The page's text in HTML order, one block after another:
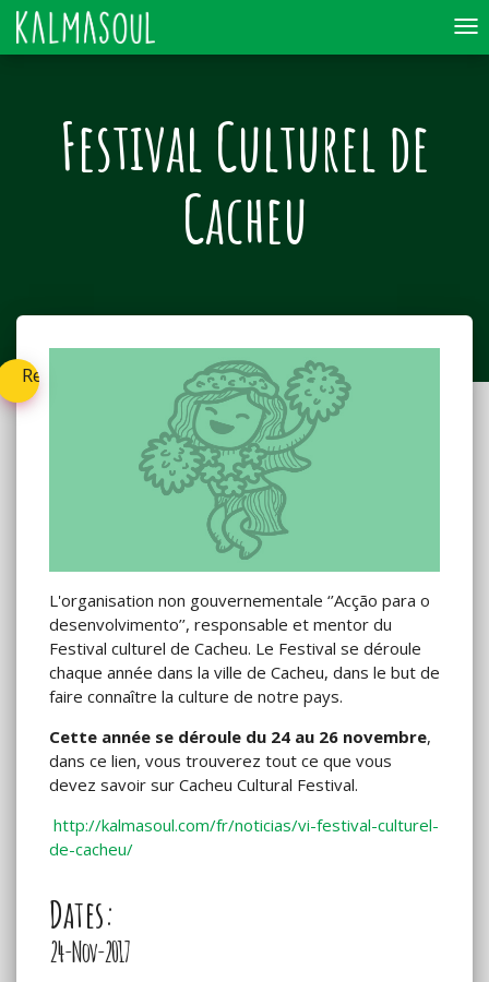
Festival Culturel de
Cacheu
Retournez
L'organisation non gouvernementale ‘’Acção para o
desenvolvimento’’, responsable et mentor du
Festival culturel de Cacheu. Le Festival se déroule
chaque année dans la ville de Cacheu, dans le but de
faire connaître la culture de notre pays.
Cette année se déroule du 24 au 26 novembre,
dans ce lien, vous trouverez tout ce que vous
devez savoir sur Cacheu Cultural Festival.
http://kalmasoul.com/fr/noticias/vi-festival-culturel-
de-cacheu/
Dates:
24-Nov-2017